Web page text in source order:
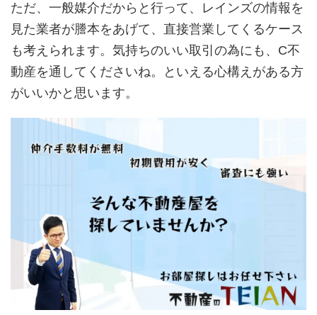
ただ、一般媒介だからと行って、レインズの情報を
見た業者が謄本をあげて、直接営業してくるケース
も考えられます。気持ちのいい取引の為にも、C不
動産を通してくださいね。といえる心構えがある方
がいいかと思います。